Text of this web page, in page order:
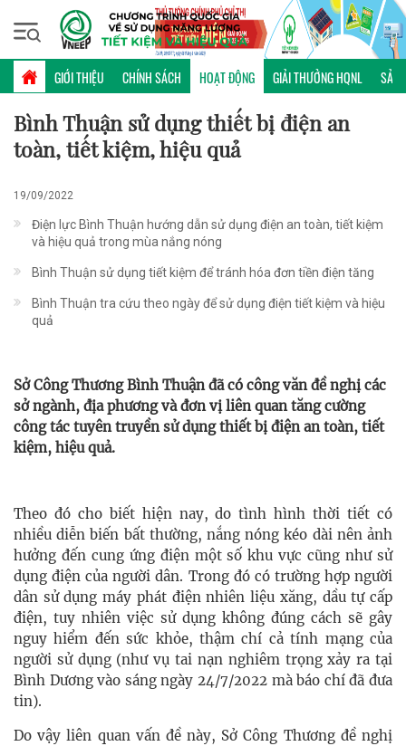
GIỚI THIỆU CHÍNH SÁCH HOẠT ĐỘNG GIẢI THƯỞNG HQNL SẢN
Chủ nhật, 09/08/2026 | 12:05 GMT+7
HOẠT ĐỘNG
Bình Thuận sử dụng thiết bị điện an
toàn, tiết kiệm, hiệu quả
19/09/2022
Điện lực Bình Thuận hướng dẫn sử dụng điện an toàn, tiết kiệm
và hiệu quả trong mùa nắng nóng
Bình Thuận sử dụng tiết kiệm để tránh hóa đơn tiền điện tăng
Bình Thuận tra cứu theo ngày để sử dụng điện tiết kiệm và hiệu
quả
Sở Công Thương Bình Thuận đã có công văn đề nghị các
sở ngành, địa phương và đơn vị liên quan tăng cường
công tác tuyên truyền sử dụng thiết bị điện an toàn, tiết
kiệm, hiệu quả.
Theo đó cho biết hiện nay, do tình hình thời tiết có
nhiều diễn biến bất thường, nắng nóng kéo dài nên ảnh
hưởng đến cung ứng điện một số khu vực cũng như sử
dụng điện của người dân. Trong đó có trường hợp người
dân sử dụng máy phát điện nhiên liệu xăng, dầu tự cấp
điện, tuy nhiên việc sử dụng không đúng cách sẽ gây
nguy hiểm đến sức khỏe, thậm chí cả tính mạng của
người sử dụng (như vụ tai nạn nghiêm trọng xảy ra tại
Bình Dương vào sáng ngày 24/7/2022 mà báo chí đã đưa
tin).
Do vậy liên quan vấn đề này, Sở Công Thương đề nghị